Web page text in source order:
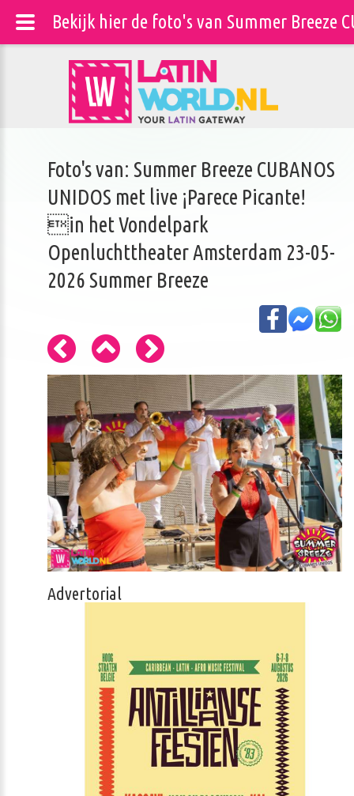
Foto's van: Summer Breeze CUBANOS
UNIDOS met live ¡Parece Picante!
in het Vondelpark
Openluchttheater Amsterdam 23-05-
2026 Summer Breeze
Advertorial
Bekijk hier de foto's van Summer Breeze